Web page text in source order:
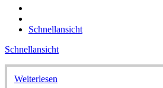
Schnellansicht
Schnellansicht
Weiterlesen